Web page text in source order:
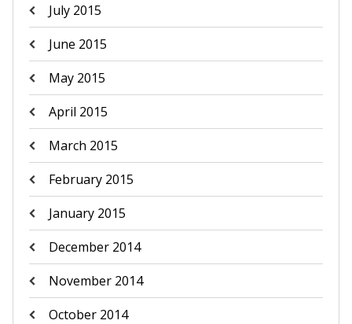
July 2015
June 2015
May 2015
April 2015
March 2015
February 2015
January 2015
December 2014
November 2014
October 2014